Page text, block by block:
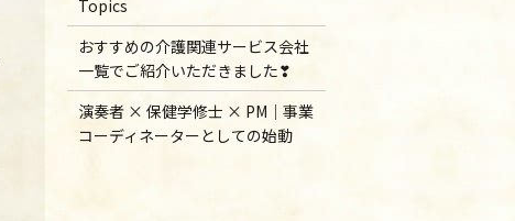
Topics
おすすめの介護関連サービス会社
一覧でご紹介いただきました❣
演奏者 × 保健学修士 × PM｜事業
コーディネーターとしての始動